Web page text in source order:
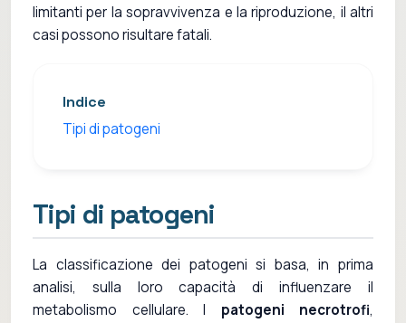
limitanti per la sopravvivenza e la riproduzione, il altri
casi possono risultare fatali.
Indice
Tipi di patogeni
Tipi di patogeni
La classificazione dei patogeni si basa, in prima
analisi, sulla loro capacità di influenzare il
metabolismo cellulare. I patogeni necrotrofi,